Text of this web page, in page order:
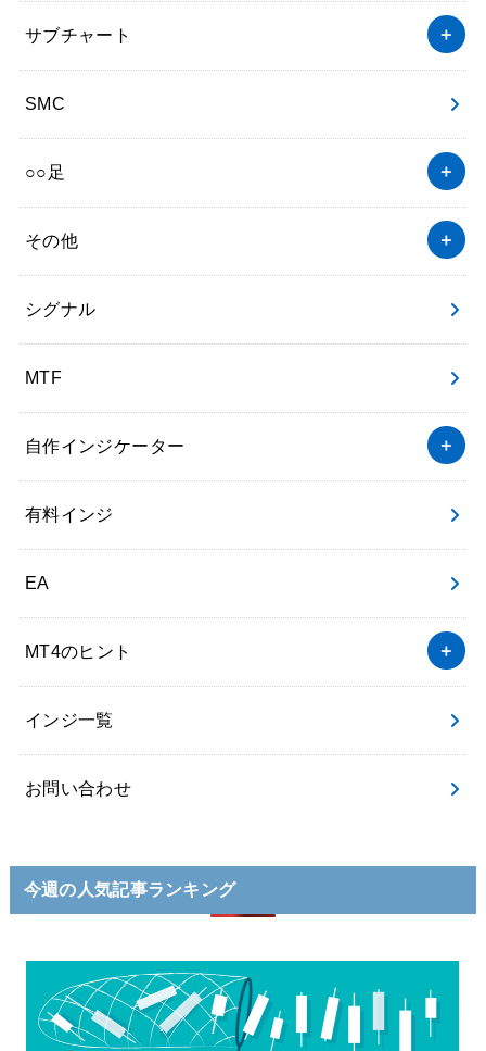
サブチャート
SMC
○○足
その他
シグナル
MTF
自作インジケーター
有料インジ
EA
MT4のヒント
インジ一覧
お問い合わせ
今週の人気記事ランキング